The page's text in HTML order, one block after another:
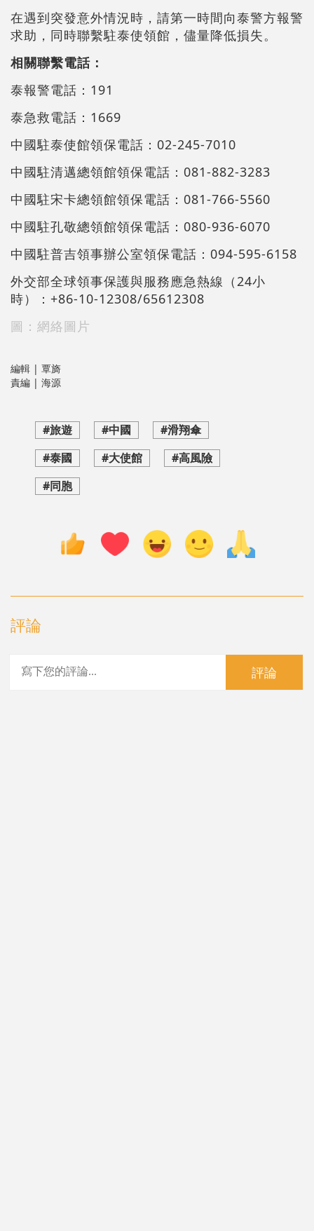
在遇到突發意外情況時，請第一時間向泰警方報警
求助，同時聯繫駐泰使領館，儘量降低損失。
相關聯繫電話：
泰報警電話：191
泰急救電話：1669
中國駐泰使館領保電話：02-245-7010
中國駐清邁總領館領保電話：081-882-3283
中國駐宋卡總領館領保電話：081-766-5560
中國駐孔敬總領館領保電話：080-936-6070
中國駐普吉領事辦公室領保電話：094-595-6158
外交部全球領事保護與服務應急熱線（24小
時）：+86-10-12308/65612308
圖：網絡圖片
編輯 | 覃旖
責編 | 海源
#旅遊 #中國
#滑翔傘
#泰國
#大使館
#高風險
#同胞
評論
評論